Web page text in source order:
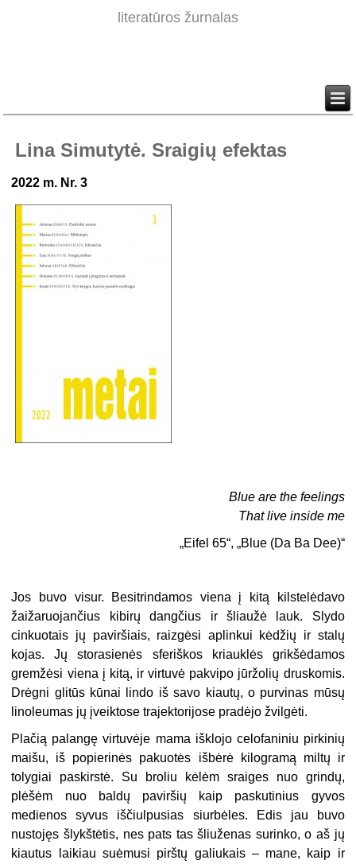
literatūros žurnalas
Lina Simutytė. Sraigių efektas
2022 m. Nr. 3
Blue are the feelings
That live inside me
„Eifel 65“, „Blue (Da Ba Dee)“
Jos buvo visur. Besitrindamos viena į kitą kilstelėdavo
žaižaruojančius kibirų dangčius ir šliaužė lauk. Slydo
cinkuotais jų paviršiais, raizgėsi aplinkui kėdžių ir stalų
kojas. Jų storasienės sferiškos kriauklės grikšėdamos
gremžėsi viena į kitą, ir virtuvė pakvipo jūržolių druskomis.
Drėgni glitūs kūnai lindo iš savo kiautų, o purvinas mūsų
linoleumas jų įveiktose trajektorijose pradėjo žvilgėti.
Plačią palangę virtuvėje mama išklojo celofaniniu pirkinių
maišu, iš popierinės pakuotės išbėrė kilogramą miltų ir
tolygiai paskirstė. Su broliu kėlėm sraiges nuo grindų,
plėšėm nuo baldų paviršių kaip paskutinius gyvos
medienos syvus iščiulpusias siurbėles. Edis jau buvo
nustojęs šlykštėtis, nes pats tas šliuženas surinko, o aš jų
kiautus laikiau suėmusi pirštų galiukais – mane, kaip ir